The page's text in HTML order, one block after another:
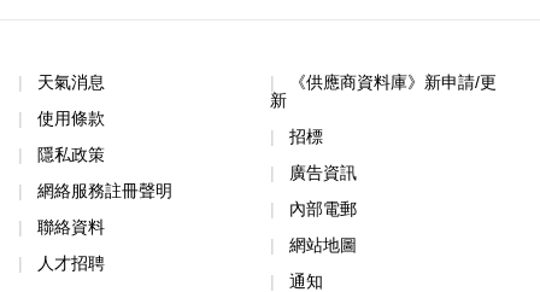
天氣消息
使用條款
隱私政策
網絡服務註冊聲明
聯絡資料
人才招聘
《供應商資料庫》新申請/更
新
招標
廣告資訊
內部電郵
網站地圖
通知